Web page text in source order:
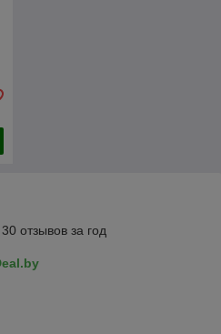
отзывов за год